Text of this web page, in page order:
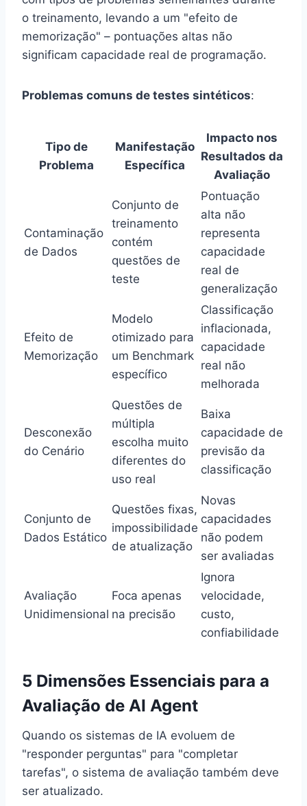
o treinamento, levando a um "efeito de
memorização" – pontuações altas não
significam capacidade real de programação.
Problemas comuns de testes sintéticos:
Tipo de
Problema
Manifestação
Específica
Impacto nos
Resultados da
Avaliação
Contaminação
de Dados
Conjunto de
treinamento
contém
questões de
teste
Pontuação
alta não
representa
capacidade
real de
generalização
Efeito de
Memorização
Modelo
otimizado para
um Benchmark
específico
Classificação
inflacionada,
capacidade
real não
melhorada
Desconexão
do Cenário
Questões de
múltipla
escolha muito
diferentes do
uso real
Baixa
capacidade de
previsão da
classificação
Conjunto de
Dados Estático
Questões fixas,
impossibilidade
de atualização
Novas
capacidades
não podem
ser avaliadas
Avaliação
Unidimensional
Foca apenas
na precisão
Ignora
velocidade,
custo,
confiabilidade
5 Dimensões Essenciais para a
Avaliação de AI Agent
Quando os sistemas de IA evoluem de
"responder perguntas" para "completar
tarefas", o sistema de avaliação também deve
ser atualizado.